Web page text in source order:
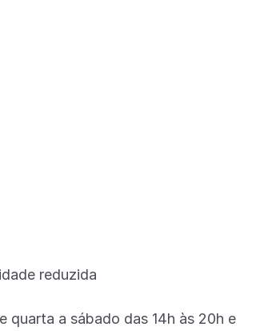
reduzida
quarta a sábado das 14h às 20h e